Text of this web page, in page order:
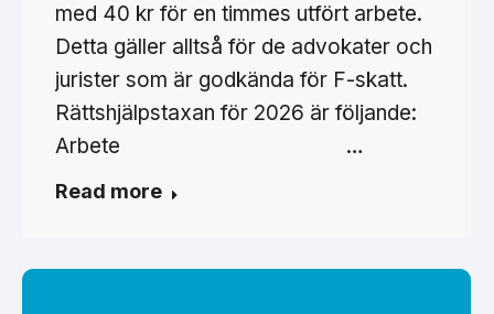
med 40 kr för en timmes utfört arbete.
Detta gäller alltså för de advokater och
jurister som är godkända för F-skatt.
Rättshjälpstaxan för 2026 är följande:
Arbete …
Read more